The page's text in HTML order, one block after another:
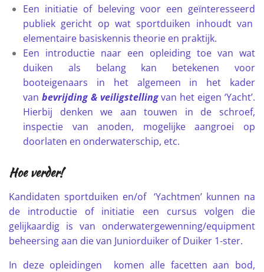
Een initiatie of beleving voor een geïnteresseerd
publiek gericht op wat sportduiken inhoudt van
elementaire basiskennis theorie en praktijk.
Een introductie naar een opleiding toe van wat
duiken als belang kan betekenen voor
booteigenaars in het algemeen in het kader
van bevrijding & veiligstelling van het eigen ‘Yacht’.
Hierbij denken we aan touwen in de schroef,
inspectie van anoden, mogelijke aangroei op
doorlaten en onderwaterschip, etc.
Hoe verder!
Kandidaten sportduiken en/of ‘Yachtmen’ kunnen na
de introductie of initiatie een cursus volgen die
gelijkaardig is van onderwatergewenning/equipment
beheersing aan die van Juniorduiker of Duiker 1-ster.
In deze opleidingen komen alle facetten aan bod,